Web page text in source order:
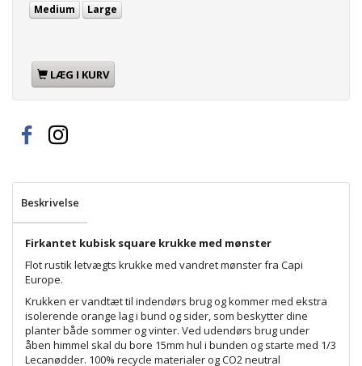
Medium Large
LÆG I KURV
Beskrivelse
Firkantet kubisk square krukke med mønster
Flot rustik letvægts krukke med vandret mønster fra Capi
Europe.
Krukken er vandtæt til indendørs brug og kommer med ekstra
isolerende orange lag i bund og sider, som beskytter dine
planter både sommer og vinter. Ved udendørs brug under
åben himmel skal du bore 15mm hul i bunden og starte med 1/3
Lecanødder. 100% recycle materialer og CO2 neutral